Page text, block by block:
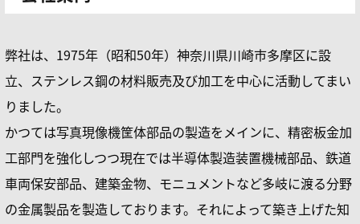
弊社は、1975年（昭和50年）神奈川県川崎市多摩区に設
立、ステンレス鋼の材料販売及び加工を中心に活動してまい
りました。
かつては写真現像機筐体部品の製造をメインに、精密板金加
工部門を強化しつつ現在では半導体製造装置機械部品、鉄道
車両保安部品、建築金物、モニュメントなど多岐に渡る分野
の金属製品を製造しております。それによって築き上げた知